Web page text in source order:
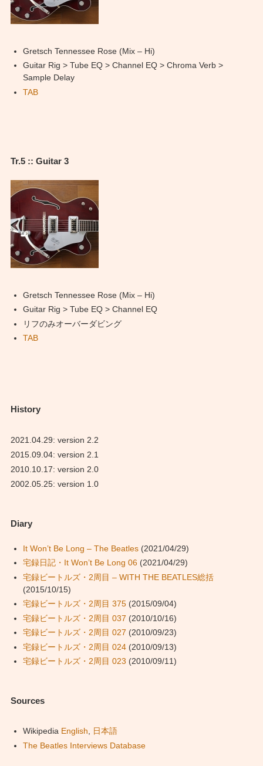
Gretsch Tennessee Rose (Mix – Hi)
Guitar Rig > Tube EQ > Channel EQ > Chroma Verb >
Sample Delay
TAB
Tr.5 :: Guitar 3
Gretsch Tennessee Rose (Mix – Hi)
Guitar Rig > Tube EQ > Channel EQ
リフのみオーバーダビング
TAB
History
2021.04.29: version 2.2
2015.09.04: version 2.1
2010.10.17: version 2.0
2002.05.25: version 1.0
Diary
It Won’t Be Long – The Beatles(2021/04/29)
宅録日記・It Won’t Be Long 06(2021/04/29)
宅録ビートルズ・2周目 – WITH THE BEATLES総括
(2015/10/15)
宅録ビートルズ・2周目 375(2015/09/04)
宅録ビートルズ・2周目 037 (2010/10/16)
宅録ビートルズ・2周目 027 (2010/09/23)
宅録ビートルズ・2周目 024(2010/09/13)
宅録ビートルズ・2周目 023 (2010/09/11)
Sources
Wikipedia English
日本語
The Beatles Interviews Database